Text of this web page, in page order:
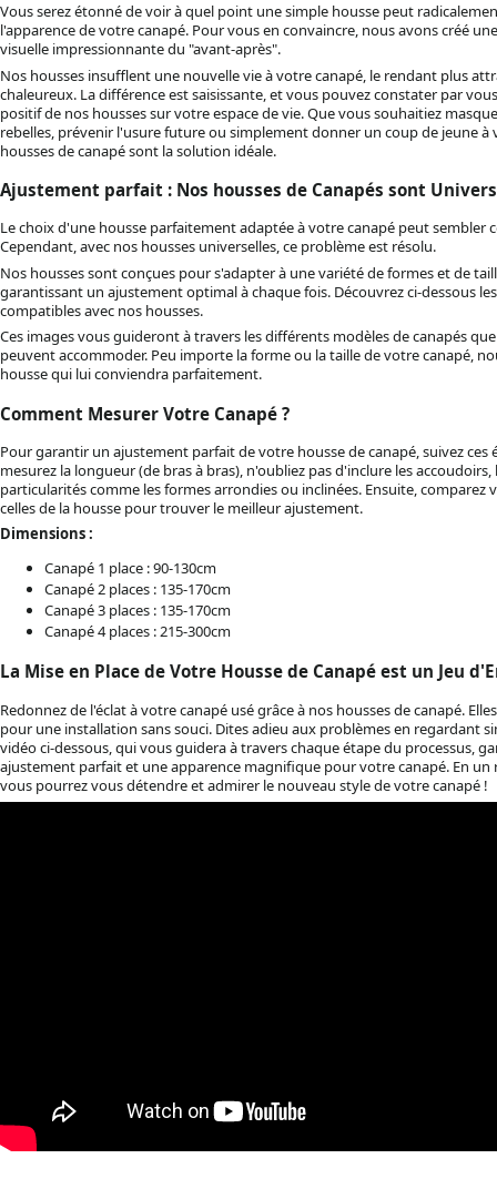
Vous serez étonné de voir à quel point une simple housse peut
l'apparence de votre canapé. Pour vous en convaincre, nous avons créé
visuelle impressionnante du "avant-après".
Nos housses insufflent une nouvelle vie à votre canapé, le rendant plus
chaleureux. La différence est saisissante, et vous pouvez constater par
positif de nos housses sur votre espace de vie. Que vous souhaitiez
rebelles, prévenir l'usure future ou simplement donner un coup de jeune à
housses de canapé sont la solution idéale.
Ajustement parfait : Nos housses de Canapés sont
Le choix d'une housse parfaitement adaptée à votre canapé peut sembler
Cependant, avec nos housses universelles, ce problème est résolu.
Nos housses sont conçues pour s'adapter à une variété de formes et de
garantissant un ajustement optimal à chaque fois. Découvrez ci-dessous
compatibles avec nos housses.
Ces images vous guideront à travers les différents modèles de canapés
peuvent accommoder. Peu importe la forme ou la taille de votre canapé,
housse qui lui conviendra parfaitement.
Comment Mesurer Votre Canapé ?
Pour garantir un ajustement parfait de votre housse de canapé, suivez ces
mesurez la longueur (de bras à bras), n'oubliez pas d'inclure les accoudoirs,
particularités comme les formes arrondies ou inclinées. Ensuite, comparez
celles de la housse pour trouver le meilleur ajustement.
Dimensions :
Canapé 1 place : 90-130cm
Canapé 2 places : 135-170cm
Canapé 3 places : 135-170cm
Canapé 4 places : 215-300cm
La Mise en Place de Votre Housse de Canapé est un Jeu
Redonnez de l'éclat à votre canapé usé grâce à nos housses de canapé.
pour une installation sans souci. Dites adieu aux problèmes en regardant
vidéo ci-dessous, qui vous guidera à travers chaque étape du processus,
ajustement parfait et une apparence magnifique pour votre canapé. En un
vous pourrez vous détendre et admirer le nouveau style de votre canapé !